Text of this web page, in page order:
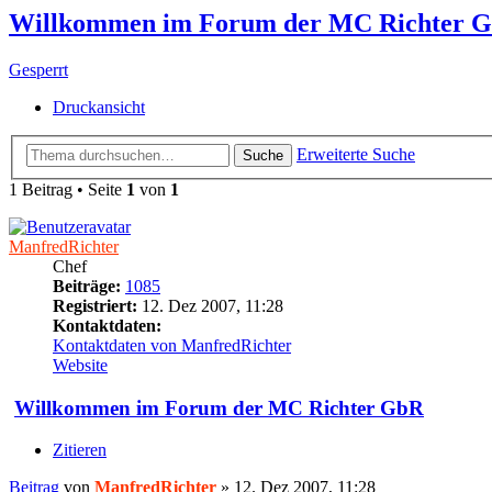
Willkommen im Forum der MC Richter
Gesperrt
Druckansicht
Suche
Erweiterte Suche
1 Beitrag • Seite 1 von 1
ManfredRichter
Chef
Beiträge: 1085
Registriert: 12. Dez 2007, 11:28
Kontaktdaten:
Kontaktdaten von ManfredRichter
Website
Willkommen im Forum der MC Richter GbR
Zitieren
Beitrag von ManfredRichter » 12. Dez 2007, 11:28